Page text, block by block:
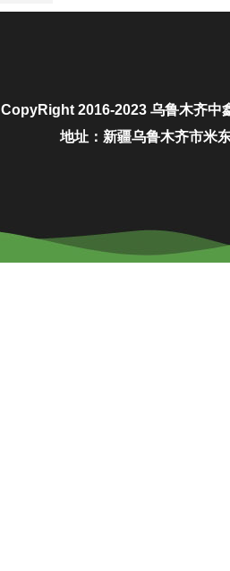
CopyRight 2016-2023 乌鲁木齐中
地址：新疆乌鲁木齐市米